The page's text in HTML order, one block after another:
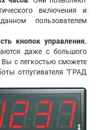
включения и
пользователем
кнопок управления.
даже с большого
с легкостью сможете
отпугивателя "ГРАД